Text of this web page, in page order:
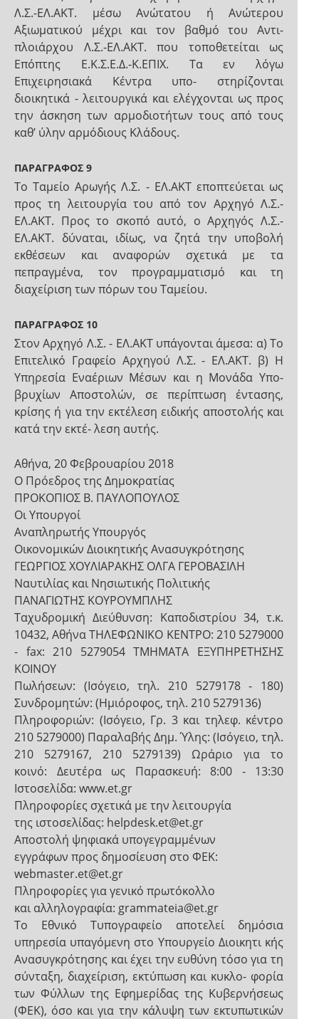
Λ.Σ.-ΕΛ.ΑΚΤ. μέσω Ανώτατου ή Ανώτερου
Αξιωματικού μέχρι και τον βαθμό του Αντι-
πλοιάρχου Λ.Σ.-ΕΛ.ΑΚΤ. που τοποθετείται ως
Επόπτης Ε.Κ.Σ.Ε.Δ.-Κ.ΕΠΙΧ. Τα εν λόγω
Επιχειρησιακά Κέντρα υπο- στηρίζονται
διοικητικά - λειτουργικά και ελέγχονται ως προς
την άσκηση των αρμοδιοτήτων τους από τους
καθ’ ύλην αρμόδιους Κλάδους.
ΠΑΡΑΓΡΑΦΟΣ 9
Το Ταμείο Αρωγής Λ.Σ. - ΕΛ.ΑΚΤ εποπτεύεται ως
προς τη λειτουργία του από τον Αρχηγό Λ.Σ.-
ΕΛ.ΑΚΤ. Προς το σκοπό αυτό, ο Αρχηγός Λ.Σ.-
ΕΛ.ΑΚΤ. δύναται, ιδίως, να ζητά την υποβολή
εκθέσεων και αναφορών σχετικά με τα
πεπραγμένα, τον προγραμματισμό και τη
διαχείριση των πόρων του Ταμείου.
ΠΑΡΑΓΡΑΦΟΣ 10
Στον Αρχηγό Λ.Σ. - ΕΛ.ΑΚΤ υπάγονται άμεσα: α) Το
Επιτελικό Γραφείο Αρχηγού Λ.Σ. - ΕΛ.ΑΚΤ. β) Η
Υπηρεσία Εναέριων Μέσων και η Μονάδα Υπο-
βρυχίων Αποστολών, σε περίπτωση έντασης,
κρίσης ή για την εκτέλεση ειδικής αποστολής και
κατά την εκτέ- λεση αυτής.
Αθήνα, 20 Φεβρουαρίου 2018
Ο Πρόεδρος της Δημοκρατίας
ΠΡΟΚΟΠΙΟΣ Β. ΠΑΥΛΟΠΟΥΛΟΣ
Οι Υπουργοί
Αναπληρωτής Υπουργός
Οικονομικών Διοικητικής Ανασυγκρότησης
ΓΕΩΡΓΙΟΣ ΧΟΥΛΙΑΡΑΚΗΣ ΟΛΓΑ ΓΕΡΟΒΑΣΙΛΗ
Ναυτιλίας και Νησιωτικής Πολιτικής
ΠΑΝΑΓΙΩΤΗΣ ΚΟΥΡΟΥΜΠΛΗΣ
Ταχυδρομική Διεύθυνση: Καποδιστρίου 34, τ.κ.
10432, Αθήνα ΤΗΛΕΦΩΝΙΚΟ ΚΕΝΤΡΟ: 210 5279000
- fax: 210 5279054 ΤΜΗΜΑΤΑ ΕΞΥΠΗΡΕΤΗΣΗΣ
ΚΟΙΝΟΥ
Πωλήσεων: (Ισόγειο, τηλ. 210 5279178 - 180)
Συνδρομητών: (Ημιόροφος, τηλ. 210 5279136)
Πληροφοριών: (Ισόγειο, Γρ. 3 και τηλεφ. κέντρο
210 5279000) Παραλαβής Δημ. Ύλης: (Ισόγειο, τηλ.
210 5279167, 210 5279139) Ωράριο για το
κοινό: Δευτέρα ως Παρασκευή: 8:00 - 13:30
Ιστοσελίδα: www.et.gr
Πληροφορίες σχετικά με την λειτουργία
της ιστοσελίδας: helpdesk.et@et.gr
Αποστολή ψηφιακά υπογεγραμμένων
εγγράφων προς δημοσίευση στο ΦΕΚ:
webmaster.et@et.gr
Πληροφορίες για γενικό πρωτόκολλο
και αλληλογραφία: grammateia@et.gr
Το Εθνικό Τυπογραφείο αποτελεί δημόσια
υπηρεσία υπαγόμενη στο Υπουργείο Διοικητι κής
Ανασυγκρότησης και έχει την ευθύνη τόσο για τη
σύνταξη, διαχείριση, εκτύπωση και κυκλο- φορία
των Φύλλων της Εφημερίδας της Κυβερνήσεως
(ΦΕΚ), όσο και για την κάλυψη των εκτυπωτικών